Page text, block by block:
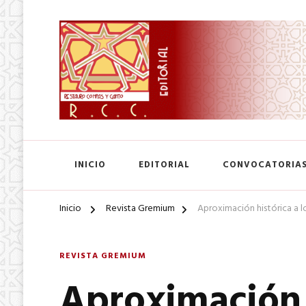
INICIO EDITORIAL CONVOCATORIAS
Inicio Revista Gremium Aproximación histórica a
REVISTA GREMIUM